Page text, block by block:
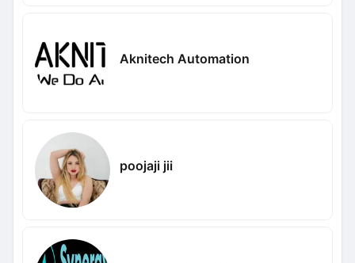
Aknitech Automation
poojaji jii